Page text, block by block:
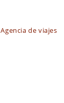
Agencia de viajes